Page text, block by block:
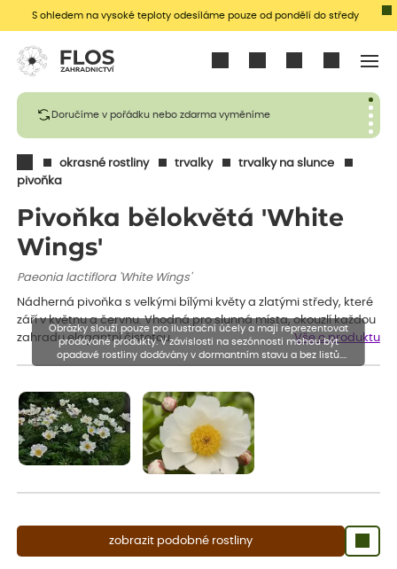
S ohledem na vysoké teploty odesíláme pouze od pondělí do středy
Doručíme v pořádku nebo zdarma vyměníme
okrasné rostliny trvalky
trvalky na slunce
pivoňka
Pivoňka bělokvětá 'White
Wings'
Paeonia lactiflora 'White Wings'
Nádherná pivoňka s velkými bílými květy a zlatými středy, které
září v květnu a červnu. Vhodná pro slunná místa, okouzlí každou
zahradu elegantní čistotou.
Vše o produktu
zobrazit podobné rostliny
Obrázky slouží pouze pro ilustrační účely a mají reprezentovat
prodávané produkty. V závislosti na sezónnosti mohou být
opadavé rostliny dodávány v dormantním stavu a bez listů.
Rostliny mohou být také sestřiženy níže, než je uvedená výška,